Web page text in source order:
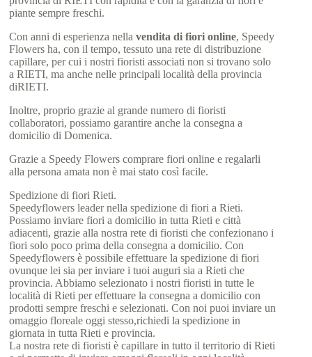
piante sempre freschi.
Con anni di esperienza nellavendita di fiori online, Speedy
Flowers ha, con il tempo, tessuto una rete di distribuzione
capillare, per cui i nostri fioristi associati non si trovano solo
a RIETI, ma anche nelle principali località della provincia
diRIETI.
Inoltre, proprio grazie al grande numero di fioristi
collaboratori, possiamo garantire anche la consegna a
domicilio di Domenica.
Grazie a Speedy Flowers comprare fiori online e regalarli
alla persona amata non è mai stato così facile.
Spedizione di fiori Rieti.
Speedyflowers leader nella spedizione di fiori a Rieti.
Possiamo inviare fiori a domicilio in tutta Rieti e città
adiacenti, grazie alla nostra rete di fioristi che confezionano i
fiori solo poco prima della consegna a domicilio. Con
Speedyflowers è possibile effettuare la spedizione di fiori
ovunque lei sia per inviare i tuoi auguri sia a Rieti che
provincia. Abbiamo selezionato i nostri fioristi in tutte le
località di Rieti per effettuare la consegna a domicilio con
prodotti sempre freschi e selezionati. Con noi puoi inviare un
omaggio floreale oggi stesso,richiedi la spedizione in
giornata in tutta Rieti e provincia.
La nostra rete di fioristi è capillare in tutto il territorio di Rieti